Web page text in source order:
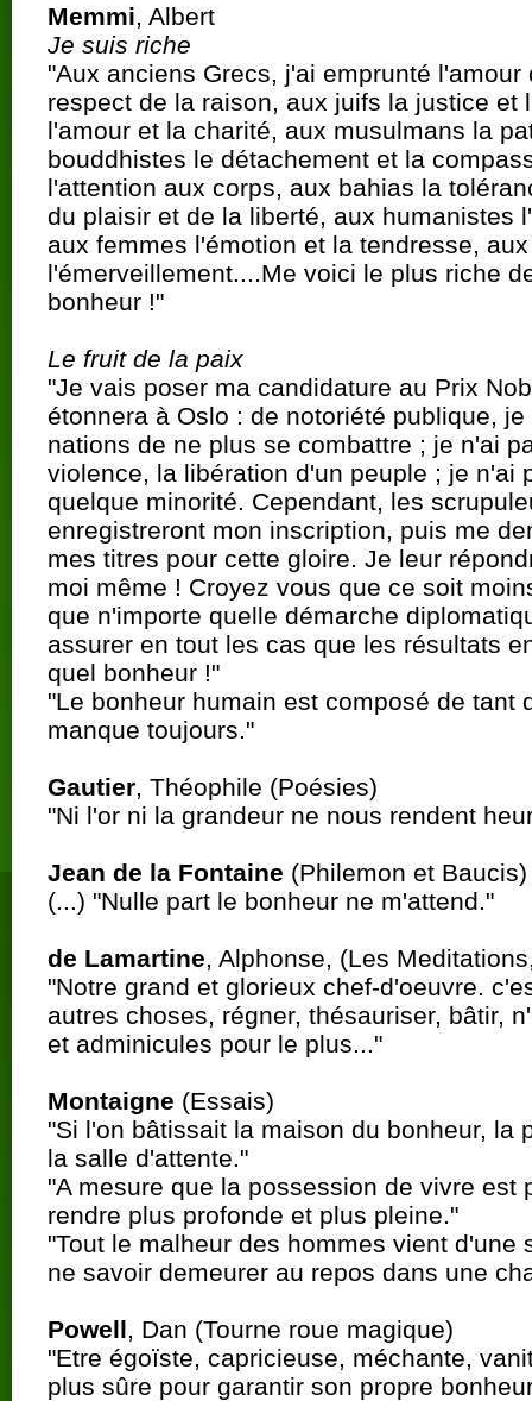
Memmi, Albert
Je suis riche
"Aux anciens Grecs, j'ai emprunté
respect de la raison, aux juifs la justice et
l'amour et la charité, aux musulmans la
bouddhistes le détachement et la
l'attention aux corps, aux bahias la
du plaisir et de la liberté, aux humanistes
aux femmes l'émotion et la tendresse,
l'émerveillement....Me voici le plus riche
bonheur !"
Le fruit de la paix
"Je vais poser ma candidature au Prix
étonnera à Oslo : de notoriété publique,
nations de ne plus se combattre ; je n'ai
violence, la libération d'un peuple ; je n'ai
quelque minorité. Cependant, les
enregistreront mon inscription, puis me
mes titres pour cette gloire. Je leur
moi même ! Croyez vous que ce soit
que n'importe quelle démarche
assurer en tout les cas que les résultats
quel bonheur !"
"Le bonheur humain est composé de tant
manque toujours."
Gautier, Théophile (Poésies)
"Ni l'or ni la grandeur ne nous rendent
Jean de la Fontaine (Philemon et Baucis)
(...) "Nulle part le bonheur ne m'attend."
de Lamartine, Alphonse, (Les
"Notre grand et glorieux chef-d'oeuvre.
autres choses, régner, thésauriser, bâtir,
et adminicules pour le plus..."
Montaigne (Essais)
"Si l'on bâtissait la maison du bonheur, la
la salle d'attente."
"A mesure que la possession de vivre est
rendre plus profonde et plus pleine."
"Tout le malheur des hommes vient d'une
ne savoir demeurer au repos dans une
Powell, Dan (Tourne roue magique)
"Etre égoïste, capricieuse, méchante,
plus sûre pour garantir son propre